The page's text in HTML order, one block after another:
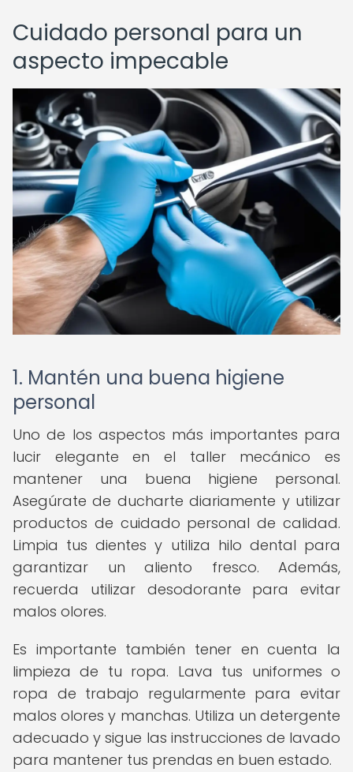
Cuidado personal para un
aspecto impecable
1. Mantén una buena higiene
personal
Uno de los aspectos más importantes para
lucir elegante en el taller mecánico es
mantener una buena higiene personal.
Asegúrate de ducharte diariamente y utilizar
productos de cuidado personal de calidad.
Limpia tus dientes y utiliza hilo dental para
garantizar un aliento fresco. Además,
recuerda utilizar desodorante para evitar
malos olores.
Es importante también tener en cuenta la
limpieza de tu ropa. Lava tus uniformes o
ropa de trabajo regularmente para evitar
malos olores y manchas. Utiliza un detergente
adecuado y sigue las instrucciones de lavado
para mantener tus prendas en buen estado.